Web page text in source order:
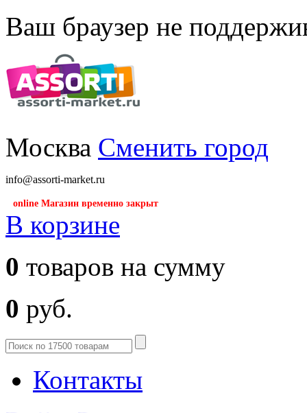
Ваш браузер не
Москва Сменить город
info@assorti-market.ru
online Магазин временно закрыт
В корзине
0 товаров на сумму
0 руб.
Контакты